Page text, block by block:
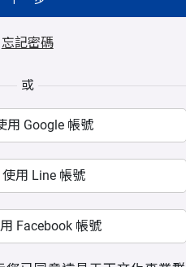
忘記密碼
或
用 Google 帳號
使用 Line 帳號
Facebook 帳號